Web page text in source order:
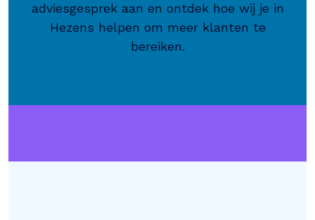
adviesgesprek aan en ontdek hoe wij je in
Hezens helpen om meer klanten te
bereiken.